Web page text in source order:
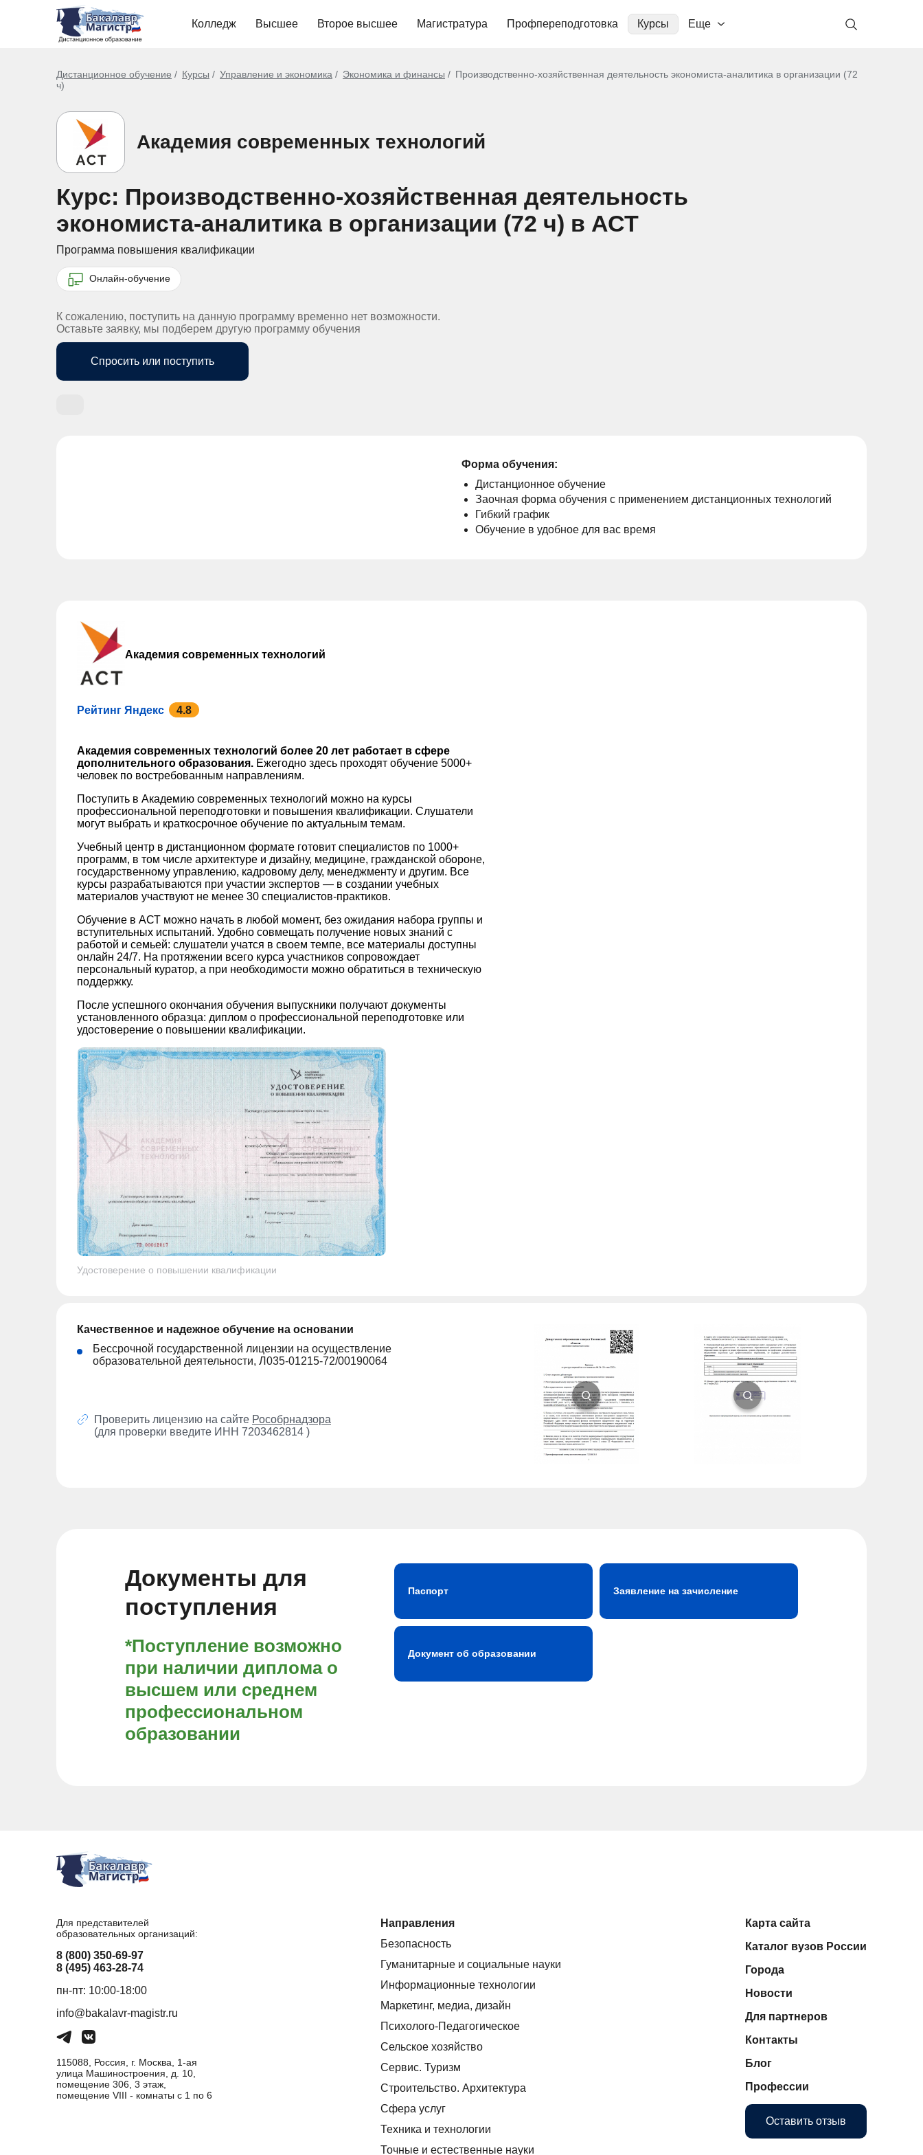
Колледж Высшее Второе высшее Магистратура Профпереподготовка Курсы Еще
Дистанционное обучение Курсы Управление и экономика Экономика и финансы
Производственно-хозяйственная деятельность экономиста-аналитика в организации (72
ч)
Академия современных технологий
Курс: Производственно-хозяйственная деятельность
экономиста-аналитика в организации (72 ч) в АСТ
Программа повышения квалификации
Онлайн-обучение
К сожалению, поступить на данную программу временно нет возможности.
Оставьте заявку, мы подберем другую программу обучения
Спросить или поступить
Форма обучения:
Дистанционное обучение
Заочная форма обучения с применением дистанционных технологий
Гибкий график
Обучение в удобное для вас время
Академия современных технологий
Рейтинг Яндекс 4.8
Академия современных технологий более 20 лет работает в сфере
дополнительного образования. Ежегодно здесь проходят обучение 5000+
человек по востребованным направлениям.
Поступить в Академию современных технологий можно на курсы
профессиональной переподготовки и повышения квалификации. Слушатели
могут выбрать и краткосрочное обучение по актуальным темам.
Учебный центр в дистанционном формате готовит специалистов по 1000+
программ, в том числе архитектуре и дизайну, медицине, гражданской обороне,
государственному управлению, кадровому делу, менеджменту и другим. Все
курсы разрабатываются при участии экспертов — в создании учебных
материалов участвуют не менее 30 специалистов-практиков.
Обучение в АСТ можно начать в любой момент, без ожидания набора группы и
вступительных испытаний. Удобно совмещать получение новых знаний с
работой и семьей: слушатели учатся в своем темпе, все материалы доступны
онлайн 24/7. На протяжении всего курса участников сопровождает
персональный куратор, а при необходимости можно обратиться в техническую
поддержку.
После успешного окончания обучения выпускники получают документы
установленного образца: диплом о профессиональной переподготовке или
удостоверение о повышении квалификации.
Удостоверение о повышении квалификации
Качественное и надежное обучение на основании
Бессрочной государственной лицензии на осуществление
образовательной деятельности, Л035-01215-72/00190064
Проверить лицензию на сайте Рособрнадзора
(для проверки введите ИНН 7203462814 )
Документы для
поступления
*Поступление возможно
при наличии диплома о
высшем или среднем
профессиональном
образовании
Паспорт
Документ об образовании
Заявление на зачисление
Для представителей
образовательных организаций:
8 (800) 350-69-97
8 (495) 463-28-74
пн-пт: 10:00-18:00
info@bakalavr-magistr.ru
115088, Россия, г. Москва, 1-ая
улица Машиностроения, д. 10,
помещение 306, 3 этаж,
помещение VIII - комнаты с 1 по 6
Направления
Безопасность
Гуманитарные и социальные науки
Информационные технологии
Маркетинг, медиа, дизайн
Психолого-Педагогическое
Сельское хозяйство
Сервис. Туризм
Строительство. Архитектура
Сфера услуг
Техника и технологии
Точные и естественные науки
Карта сайта
Каталог вузов России
Города
Новости
Для партнеров
Контакты
Блог
Профессии
Оставить отзыв